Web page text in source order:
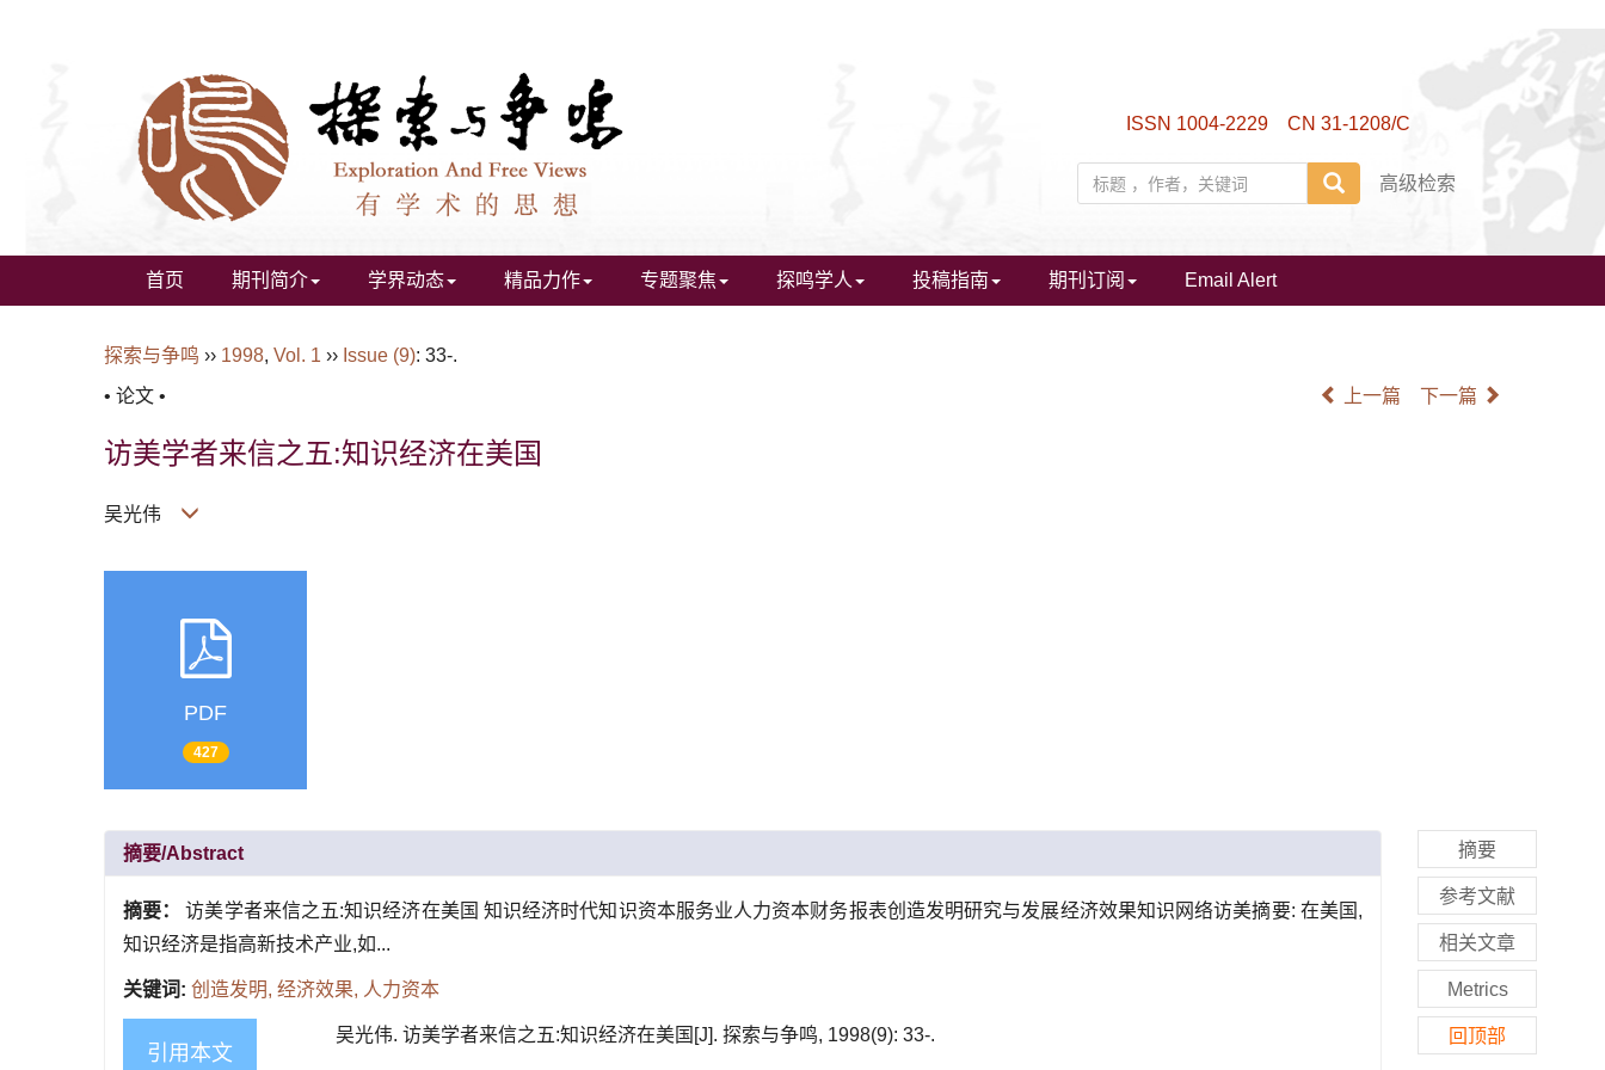
ISSN 1004-2229 CN 31-1208/C
高级检索
首页 期刊简介 学界动态 精品力作 专题聚焦 探鸣学人 投稿指南 期刊订阅 Email Alert
探索与争鸣 ›› 1998, Vol. 1 ›› Issue (9): 33-.
• 论文 •
上一篇 下一篇
访美学者来信之五:知识经济在美国
吴光伟
PDF
427
摘要/Abstract
摘要：访美学者来信之五:知识经济在美国 知识经济时代知识资本服务业人力资本财务报表创造发明研究与发展经济效果知识网络访美摘要: 在美国,
知识经济是指高新技术产业,如...
关键词: 创造发明, 经济效果, 人力资本
引用本文
吴光伟. 访美学者来信之五:知识经济在美国[J]. 探索与争鸣, 1998(9): 33-.
摘要
参考文献
相关文章
Metrics
回顶部